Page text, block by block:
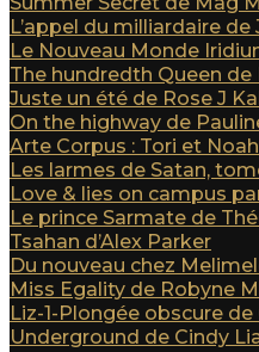
L’appel du milliardaire de
Le Nouveau Monde
The hundredth Queen de
Juste un été de Rose J
On the highway de
Arte Corpus : Tori et
Les larmes de Satan,
Love & lies on campus
Le prince Sarmate de
Tsahan d’Alex Parker
Du nouveau chez
Miss Egality de Robyne
Liz-1-Plongée obscure de
Underground de Cindy